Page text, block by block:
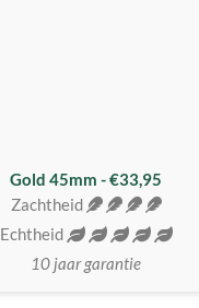
Gold 45mm - €33,95
Zachtheid
Echtheid
10 jaar garantie